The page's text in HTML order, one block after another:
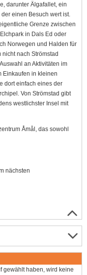
darunter Älgafallet, ein
einen Besuch wert ist.
Grenze zwischen
in Dals Ed oder
Norwegen und Halden für
nach Strömstad
an Aktivitäten im
Einkaufen in kleinen
dort einfach eines der
Von Strömstad gibt
westlichster Insel mit
Åmål, das sowohl
nächsten
gewählt haben, wird keine